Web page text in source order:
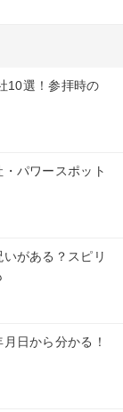
10選！参拝時の
・パワースポット
がある？スピリ
日から分かる！